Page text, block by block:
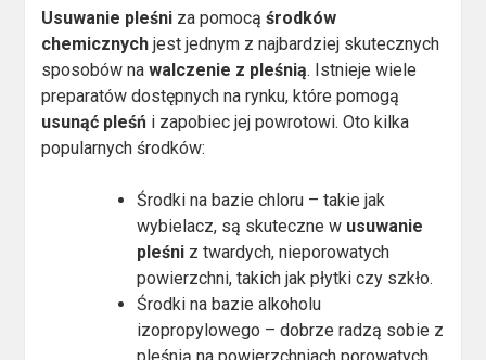
Usuwanie pleśni za pomocąśrodków
chemicznych jest jednym z najbardziej skutecznych
sposobów nawalczenie z pleśnią. Istnieje wiele
preparatów dostępnych na rynku, które pomogą
usunąć pleśń i zapobiec jej powrotowi. Oto kilka
popularnych środków:
Środki na bazie chloru – takie jak
wybielacz, są skuteczne w usuwanie
pleśni z twardych, nieporowatych
powierzchni, takich jak płytki czy szkło.
Środki na bazie alkoholu
izopropylowego – dobrze radzą sobie z